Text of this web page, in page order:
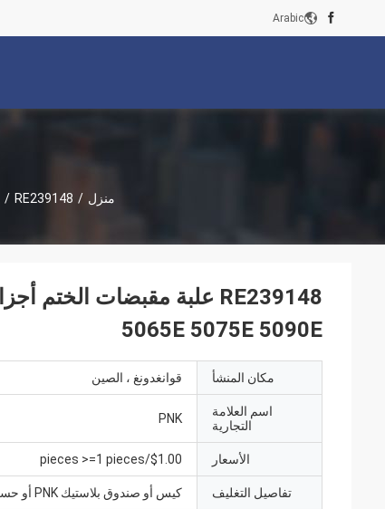
Arabic
منزل /
/ RE239148 علبة مقبضات الختم أجزاء احتياطية لقطارات الزراعة 5045D 5055E 5065E 5075E 5090E
5065E 5075E 5090E
مكان المنشأ قوانغدونغ ، الصين
اسم العلامة
التجارية
PNK
الأسعار $1.00/pieces >=1 pieces
تفاصيل التغليف كيس أو صندوق بلاستيك PNK أو حسب متطلباتك.